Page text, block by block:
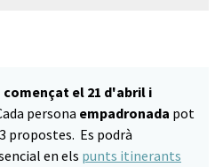
començat el 21 d'abril i
persona empadronada pot
propostes. Es podrà
en els punts itinerants